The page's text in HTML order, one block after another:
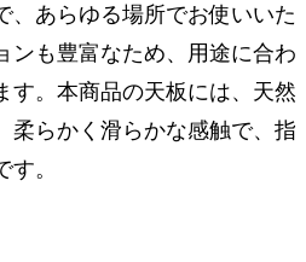
、あらゆる場所でお使いいた
ンも豊富なため、用途に合わ
す。本商品の天板には、天然
柔らかく滑らかな感触で、指
。